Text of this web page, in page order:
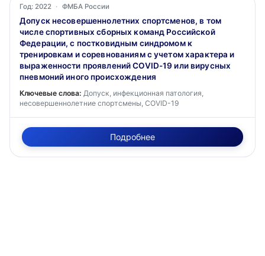
Год: 2022 · ФМБА России
Допуск несовершеннолетних спортсменов, в том
числе спортивных сборных команд Российской
Федерации, с постковидным синдромом к
тренировкам и соревнованиям с учетом характера и
выраженности проявлений COVID-19 или вирусных
пневмоний иного происхождения
Ключевые слова: Допуск, инфекционная патология,
несовершеннолетние спортсмены, COVID-19
Подробнее